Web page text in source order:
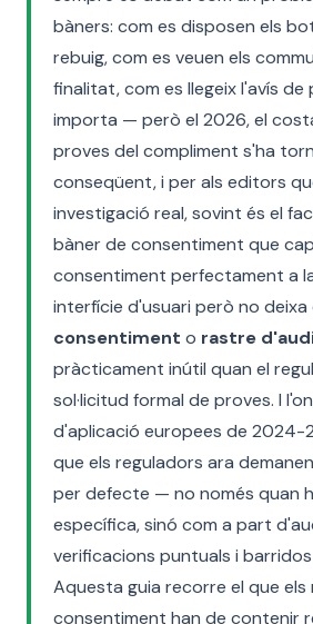
bàners: com es disposen els
rebuig, com es veuen els
finalitat, com es llegeix l'avís de
importa — però el 2026, el
proves del compliment s'ha
conseqüent, i per als editors
investigació real, sovint és el
bàner de consentiment que
consentiment perfectament a
interfície d'usuari però no deixa
consentiment o rastre
pràcticament inútil quan el
sol·licitud formal de proves. I
d'aplicació europees de 2024-
que els reguladors ara
per defecte — no només quan
específica, sinó com a part
verificacions puntuals i
Aquesta guia recorre el que els
consentiment han de contenir